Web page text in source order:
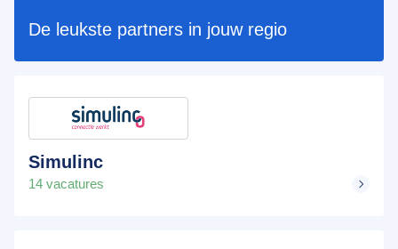
De leukste partners in jouw regio
Simulinc
14 vacatures